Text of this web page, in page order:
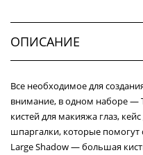
ОПИСАНИЕ
Все необходимое для
внимание, в одном наборе —
кистей для макияжа глаз,
шпаргалки, которые помогут
Large Shadow — большая